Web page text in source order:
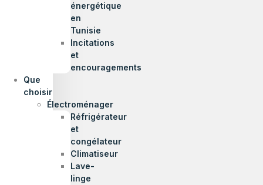
énergétique
en
Tunisie
Incitations
et
encouragements
Que
choisir
Électroménager
Réfrigérateur
et
congélateur
Climatiseur
Lave-
linge